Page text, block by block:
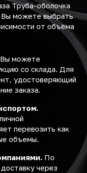
Труба-оболочка
можете выбрать
от объёма
Вы можете
со склада. Для
удостоверяющий
заказа.
перевозить как
объемы.
По
через